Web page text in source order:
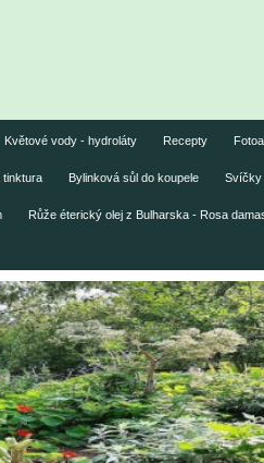
Květové vody - hydroláty Recepty
tinktura Bylinková sůl do koupele Svíčky
Růže éterický olej z Bulharska - Rosa